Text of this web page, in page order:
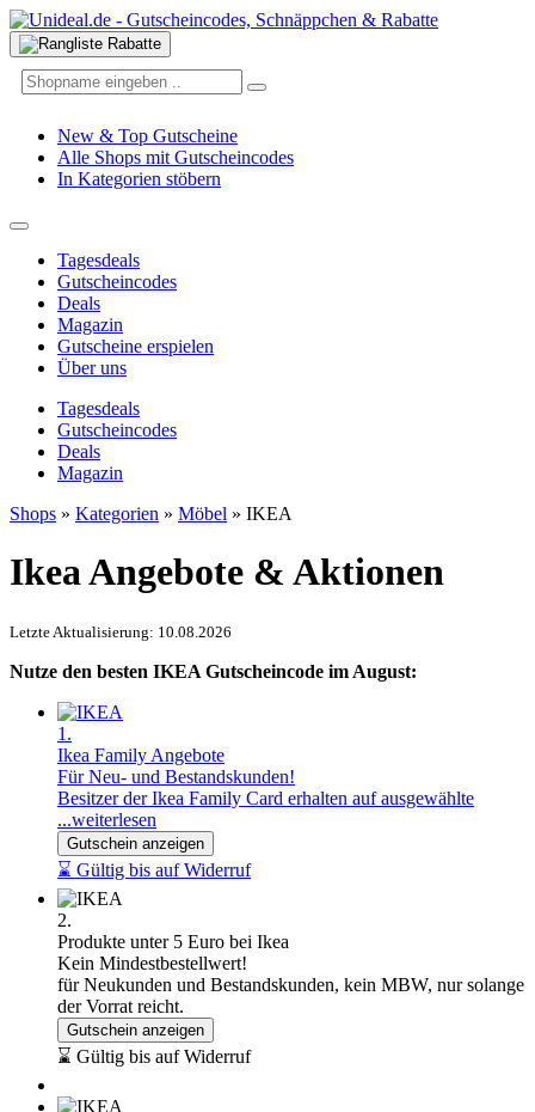
New & Top Gutscheine
Alle Shops mit Gutscheincodes
In Kategorien stöbern
Tagesdeals
Gutscheincodes
Deals
Magazin
Gutscheine erspielen
Über uns
Tagesdeals
Gutscheincodes
Deals
Magazin
Shops » Kategorien » Möbel » IKEA
Ikea Angebote & Aktionen
Letzte Aktualisierung: 10.08.2026
Nutze den besten IKEA Gutscheincode im August:
1.
Ikea Family Angebote
Für Neu- und Bestandskunden!
Besitzer der Ikea Family Card erhalten auf ausgewählte
...weiterlesen
Gutschein anzeigen
⌛ Gültig bis auf Widerruf
2.
Produkte unter 5 Euro bei Ikea
Kein Mindestbestellwert!
für Neukunden und Bestandskunden, kein MBW, nur solange
der Vorrat reicht.
Gutschein anzeigen
⌛ Gültig bis auf Widerruf